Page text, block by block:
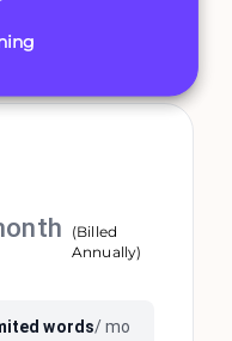
(Billed
Annually)
words/ mo